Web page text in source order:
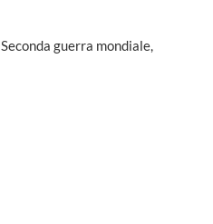
guerra mondiale,